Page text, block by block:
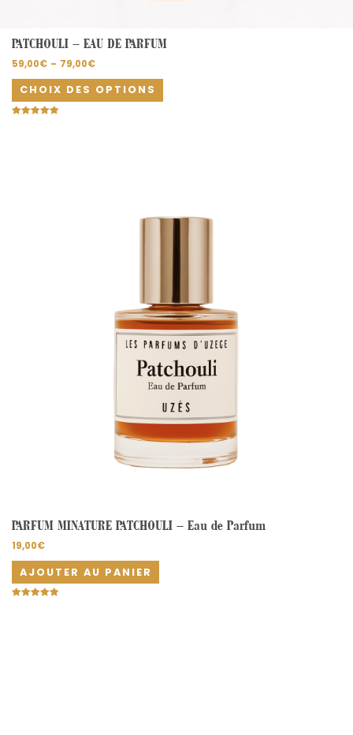
PATCHOULI – EAU DE PARFUM
59,00€ – 79,00€
CHOIX DES OPTIONS
PARFUM MINATURE PATCHOULI – Eau de Parfum
19,00€
AJOUTER AU PANIER